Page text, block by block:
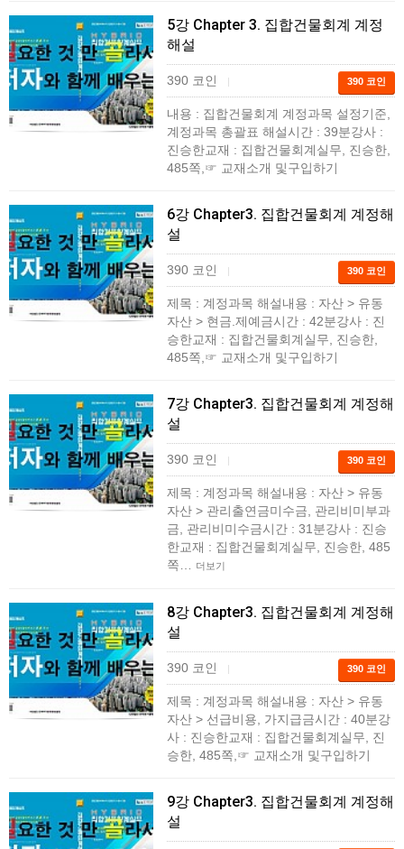
5강 Chapter 3. 집합건물회계 계정
해설
390 코인 | 390 코인
내용 : 집합건물회계 계정과목 설정기준,
계정과목 총괄표 해설시간 : 39분강사 :
진승한교재 : 집합건물회계실무, 진승한,
485쪽,☞ 교재소개 및구입하기
6강 Chapter3. 집합건물회계 계정해
설
390 코인 | 390 코인
제목 : 계정과목 해설내용 : 자산 > 유동
자산 > 현금.제예금시간 : 42분강사 : 진
승한교재 : 집합건물회계실무, 진승한,
485쪽,☞ 교재소개 및구입하기
7강 Chapter3. 집합건물회계 계정해
설
390 코인 | 390 코인
제목 : 계정과목 해설내용 : 자산 > 유동
자산 > 관리출연금미수금, 관리비미부과
금, 관리비미수금시간 : 31분강사 : 진승
한교재 : 집합건물회계실무, 진승한, 485
쪽…
더보기
8강 Chapter3. 집합건물회계 계정해
설
390 코인 | 390 코인
제목 : 계정과목 해설내용 : 자산 > 유동
자산 > 선급비용, 가지급금시간 : 40분강
사 : 진승한교재 : 집합건물회계실무, 진
승한, 485쪽,☞ 교재소개 및구입하기
9강 Chapter3. 집합건물회계 계정해
설